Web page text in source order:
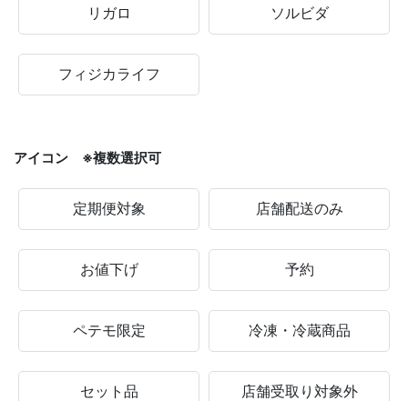
リガロ ソルビダ
フィジカライフ
アイコン ※複数選択可
定期便対象 店舗配送のみ
お値下げ 予約
ペテモ限定 冷凍・冷蔵商品
セット品 店舗受取り対象外